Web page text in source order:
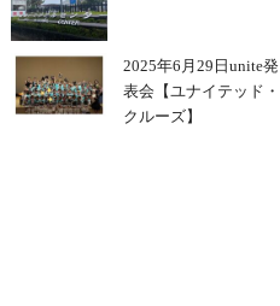
2025年6月29日unite発
表会【ユナイテッド・
クルーズ】